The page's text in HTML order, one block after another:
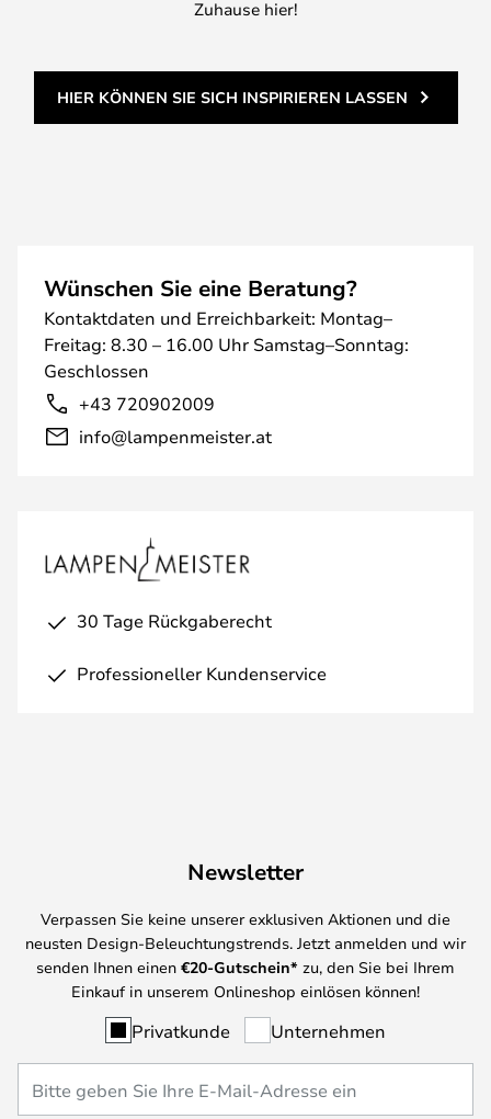
Zuhause hier!
HIER KÖNNEN SIE SICH INSPIRIEREN LASSEN
Wünschen Sie eine Beratung?
Kontaktdaten und Erreichbarkeit: Montag–
Freitag: 8.30 – 16.00 Uhr Samstag–Sonntag:
Geschlossen
+43 720902009
info@lampenmeister.at
30 Tage Rückgaberecht
Professioneller Kundenservice
Newsletter
Verpassen Sie keine unserer exklusiven Aktionen und die
neusten Design-Beleuchtungstrends. Jetzt anmelden und wir
senden Ihnen einen €20-Gutschein* zu, den Sie bei Ihrem
Einkauf in unserem Onlineshop einlösen können!
Privatkunde Unternehmen